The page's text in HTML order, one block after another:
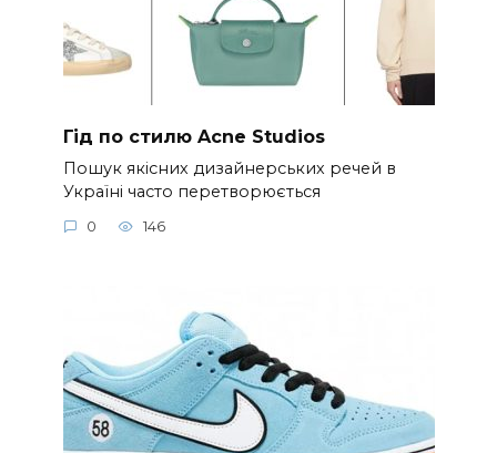
Гід по стилю Acne Studios
Пошук якісних дизайнерських речей в
Україні часто перетворюється
0 146